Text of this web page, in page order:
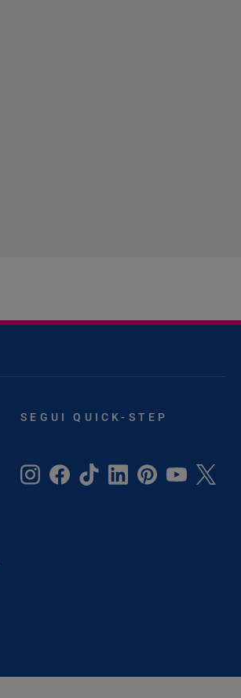
SEGUI QUICK-STEP